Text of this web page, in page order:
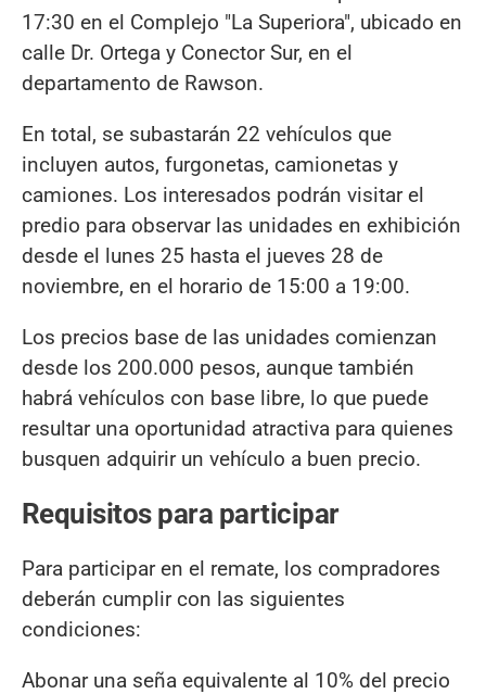
17:30 en el Complejo "La Superiora", ubicado en
calle Dr. Ortega y Conector Sur, en el
departamento de Rawson.
En total, se subastarán 22 vehículos que
incluyen autos, furgonetas, camionetas y
camiones. Los interesados podrán visitar el
predio para observar las unidades en exhibición
desde el lunes 25 hasta el jueves 28 de
noviembre, en el horario de 15:00 a 19:00.
Los precios base de las unidades comienzan
desde los 200.000 pesos, aunque también
habrá vehículos con base libre, lo que puede
resultar una oportunidad atractiva para quienes
busquen adquirir un vehículo a buen precio.
Requisitos para participar
Para participar en el remate, los compradores
deberán cumplir con las siguientes
condiciones:
Abonar una seña equivalente al 10% del precio